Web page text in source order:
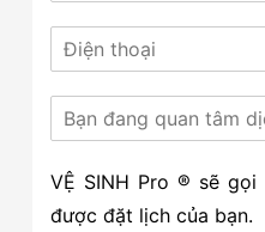
VỆ SINH Pro ® sẽ
được đặt lịch của bạn.